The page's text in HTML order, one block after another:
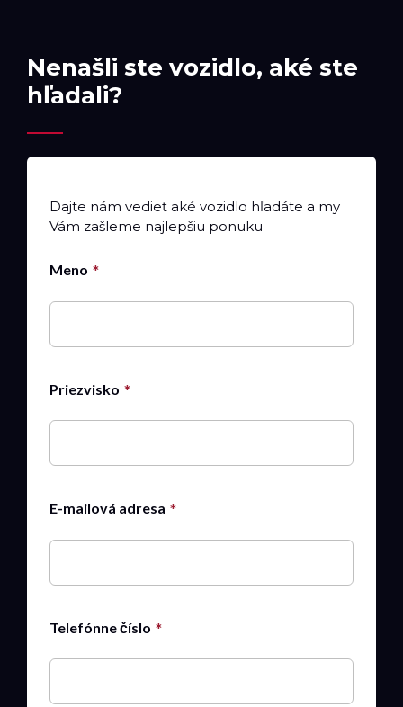
Nenašli ste vozidlo, aké ste
hľadali?
Dajte nám vedieť aké vozidlo hľadáte a my
Vám zašleme najlepšiu ponuku
Meno
Priezvisko
E-mailová adresa
Telefónne číslo